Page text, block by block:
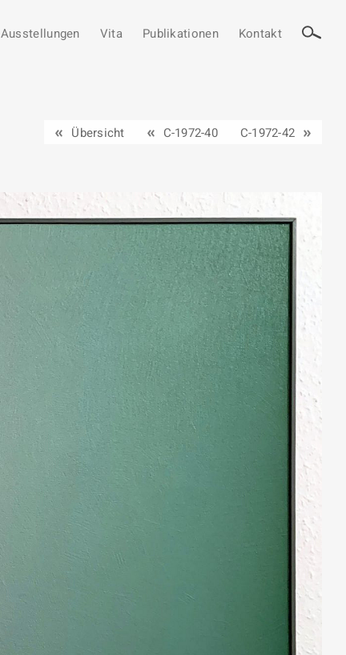
Ausstellungen Vita Publikationen Kontakt
Übersicht C-1972-40 C-1972-42